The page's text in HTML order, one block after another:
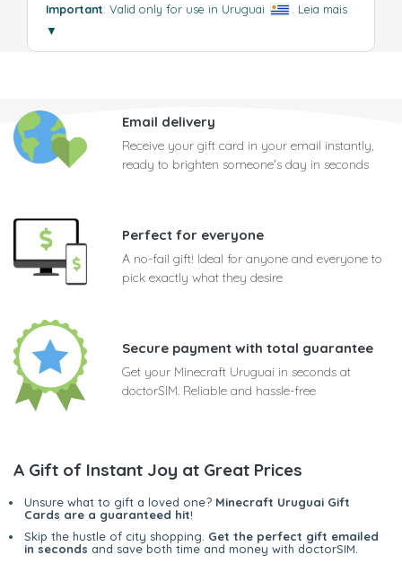
Important: Valid only for use in Uruguai
Leia mais
▼
Email delivery
Receive your gift card in your email instantly,
ready to brighten someone's day in seconds
Perfect for everyone
A no-fail gift! Ideal for anyone and everyone to
pick exactly what they desire
Secure payment with total guarantee
Get your Minecraft Uruguai in seconds at
doctorSIM. Reliable and hassle-free
A Gift of Instant Joy at Great Prices
Unsure what to gift a loved one? Minecraft Uruguai Gift
Cards are a guaranteed hit!
Skip the hustle of city shopping. Get the perfect gift emailed
in seconds and save both time and money with doctorSIM.